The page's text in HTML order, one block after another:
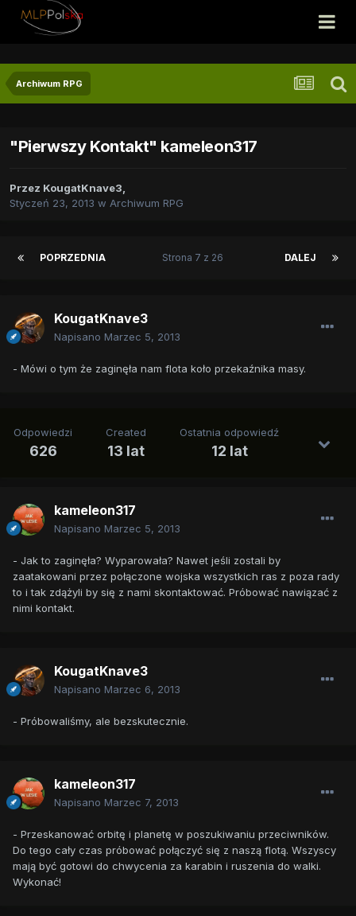
Archiwum RPG
"Pierwszy Kontakt" kameleon317
Przez KougatKnave3,
Styczeń 23, 2013 w Archiwum RPG
POPRZEDNIA DALEJ
Strona 7 z 26
KougatKnave3
Napisano Marzec 5, 2013
- Mówi o tym że zaginęła nam flota koło przekaźnika masy.
Odpowiedzi
626
Created
13 lat
Ostatnia odpowiedź
12 lat
kameleon317
Napisano Marzec 5, 2013
- Jak to zaginęła? Wyparowała? Nawet jeśli zostali by
zaatakowani przez połączone wojska wszystkich ras z poza rady
to i tak zdążyli by się z nami skontaktować. Próbować nawiązać z
nimi kontakt.
KougatKnave3
Napisano Marzec 6, 2013
- Próbowaliśmy, ale bezskutecznie.
kameleon317
Napisano Marzec 7, 2013
- Przeskanować orbitę i planetę w poszukiwaniu przeciwników.
Do tego cały czas próbować połączyć się z naszą flotą. Wszyscy
mają być gotowi do chwycenia za karabin i ruszenia do walki.
Wykonać!